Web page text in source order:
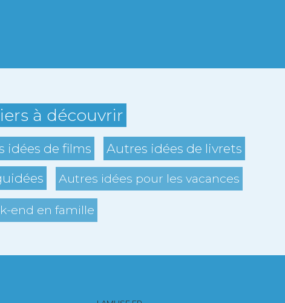
à découvrir
idées de films Autres idées de livrets
Autres idées pour les vacances
end en famille